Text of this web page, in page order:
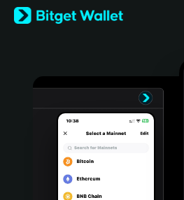
English
日本語
Türkçe
Português (Portugal)